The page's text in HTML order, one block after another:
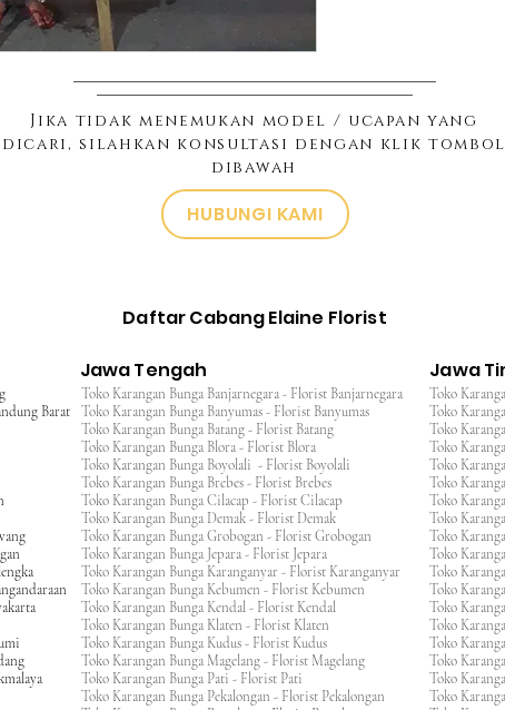
Jika tidak menemukan model / ucapan yang
dicari, silahkan konsultasi dengan klik tombol
dibawah
HUBUNGI KAMI
Daftar Cabang Elaine Florist
Jawa Tengah Jawa
Barat
Toko Karangan Bunga Banjarnegara - Florist Banjarnegara
Toko Karangan Bunga Banyumas - Florist Banyumas
Toko Karangan Bunga Batang - Florist Batang
Toko Karangan Bunga Blora - Florist Blora
Toko Karangan Bunga Boyolali - Florist Boyolali
Toko Karangan Bunga Brebes - Florist Brebes
Toko Karangan Bunga Cilacap - Florist Cilacap
Toko Karangan Bunga Demak - Florist Demak
Toko Karangan Bunga Grobogan - Florist Grobogan
Toko Karangan Bunga Jepara - Florist Jepara
Toko Karangan Bunga Karanganyar - Florist Karanganyar
Toko Karangan Bunga Kebumen - Florist Kebumen
Toko Karangan Bunga Kendal - Florist Kendal
Toko Karangan Bunga Klaten - Florist Klaten
Toko Karangan Bunga Kudus - Florist Kudus
Toko Karangan Bunga Magelang - Florist Magelang
Toko Karangan Bunga Pati - Florist Pati
Toko Karangan Bunga Pekalongan - Florist Pekalongan
Toko
Toko
Toko
Toko
Toko
Toko
Toko
Toko
Toko
Toko
Toko
Toko
Toko
Toko
Toko
Toko
Toko
Toko